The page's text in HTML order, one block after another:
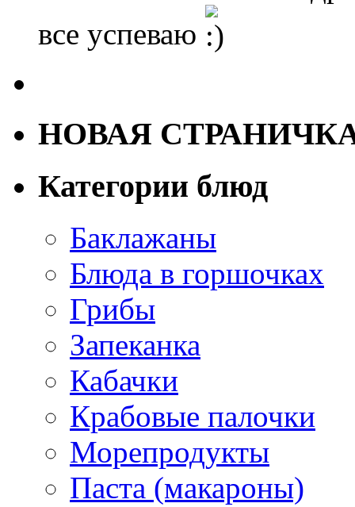
все успеваю
НОВАЯ
Категории блюд
Баклажаны
Блюда в горшочках
Грибы
Запеканка
Кабачки
Крабовые палочки
Морепродукты
Паста (макароны)